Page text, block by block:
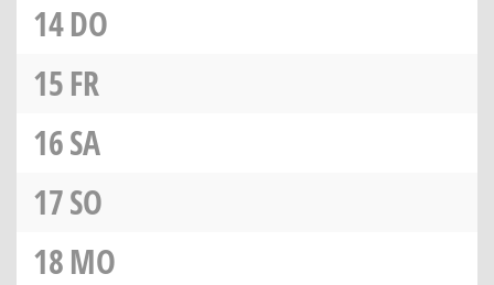
14DO
15FR
16SA
17SO
18MO